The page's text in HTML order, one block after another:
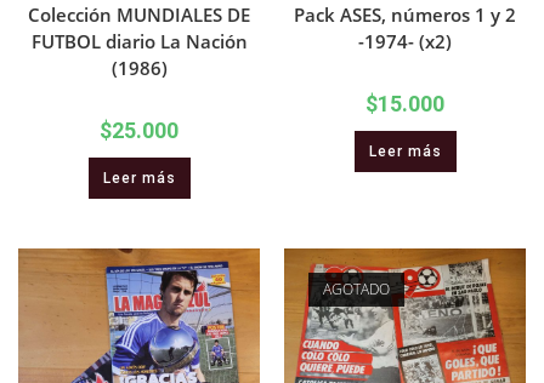
Colección MUNDIALES DE
FUTBOL diario La Nación
(1986)
$25.000
Leer más
Pack ASES, números 1 y 2
-1974- (x2)
$15.000
Leer más
AGOTADO